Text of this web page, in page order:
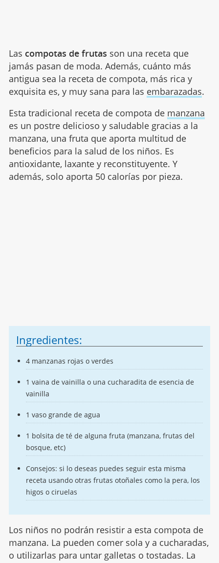
Las compotas de frutas son una receta que
jamás pasan de moda. Además, cuánto más
antigua sea la receta de compota, más rica y
exquisita es, y muy sana para las embarazadas.
Esta tradicional receta de compota de manzana
es un postre delicioso y saludable gracias a la
manzana, una fruta que aporta multitud de
beneficios para la salud de los niños. Es
antioxidante, laxante y reconstituyente. Y
además, solo aporta 50 calorías por pieza.
Ingredientes:
4 manzanas rojas o verdes
1 vaina de vainilla o una cucharadita de esencia de
vainilla
1 vaso grande de agua
1 bolsita de té de alguna fruta (manzana, frutas del
bosque, etc)
Consejos: si lo deseas puedes seguir esta misma
receta usando otras frutas otoñales como la pera, los
higos o ciruelas
Los niños no podrán resistir a esta compota de
manzana. La pueden comer sola y a cucharadas,
o utilizarlas para untar galletas o tostadas. La